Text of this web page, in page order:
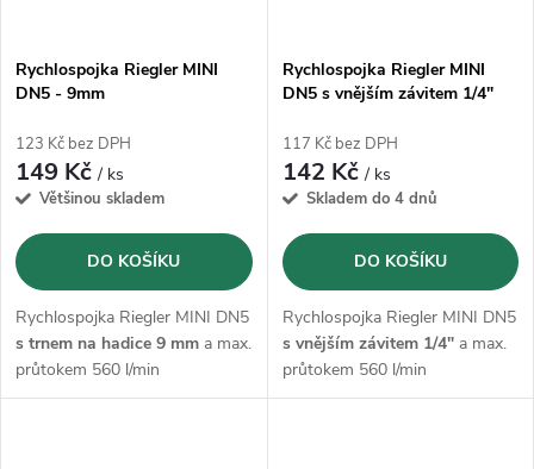
Rychlospojka Riegler MINI
DN5 - 9mm
123 Kč bez DPH
149 Kč/ ks
Většinou skladem
DO KOŠÍKU
Rychlospojka Riegler MINI DN5
s trnem na hadice 9 mm a max.
průtokem 560 l/min
Rychlospojka Riegler MINI
DN5 s vnějším závitem 1/4"
117 Kč bez DPH
142 Kč/ ks
Skladem do 4 dnů
DO KOŠÍKU
Rychlospojka Riegler MINI DN5
s vnějším závitem 1/4"a max.
průtokem 560 l/min